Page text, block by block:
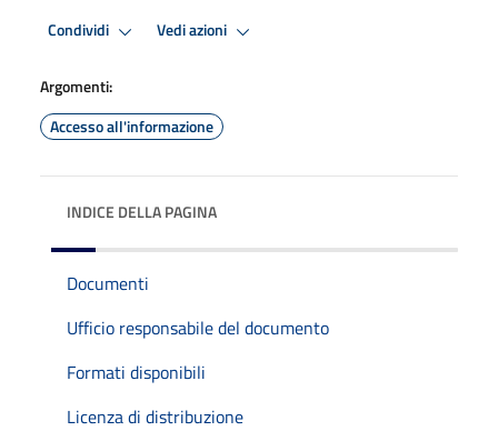
Condividi Vedi azioni
Argomenti:
Accesso all'informazione
INDICE DELLA PAGINA
Documenti
Ufficio responsabile del documento
Formati disponibili
Licenza di distribuzione